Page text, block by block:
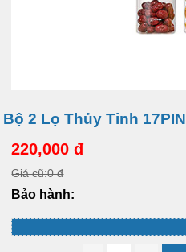
Bộ 2 Lọ Thủy Tinh
220,000 đ
Giá cũ:0 đ
Bảo hành: